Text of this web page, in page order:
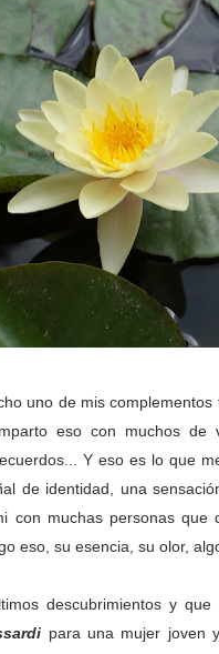
uno de mis
eso con muchos de
Y eso es lo que
de identidad, una
con muchas personas
eso, su esencia, su olor,
descubrimientos y
para una mujer joven